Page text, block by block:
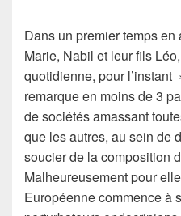
Dans un premier temps en
Marie, Nabil et leur fils
quotidienne, pour l’instant
remarque en moins de 3
de sociétés amassant
que les autres, au sein de
soucier de la composition
Malheureusement pour
Européenne commence à